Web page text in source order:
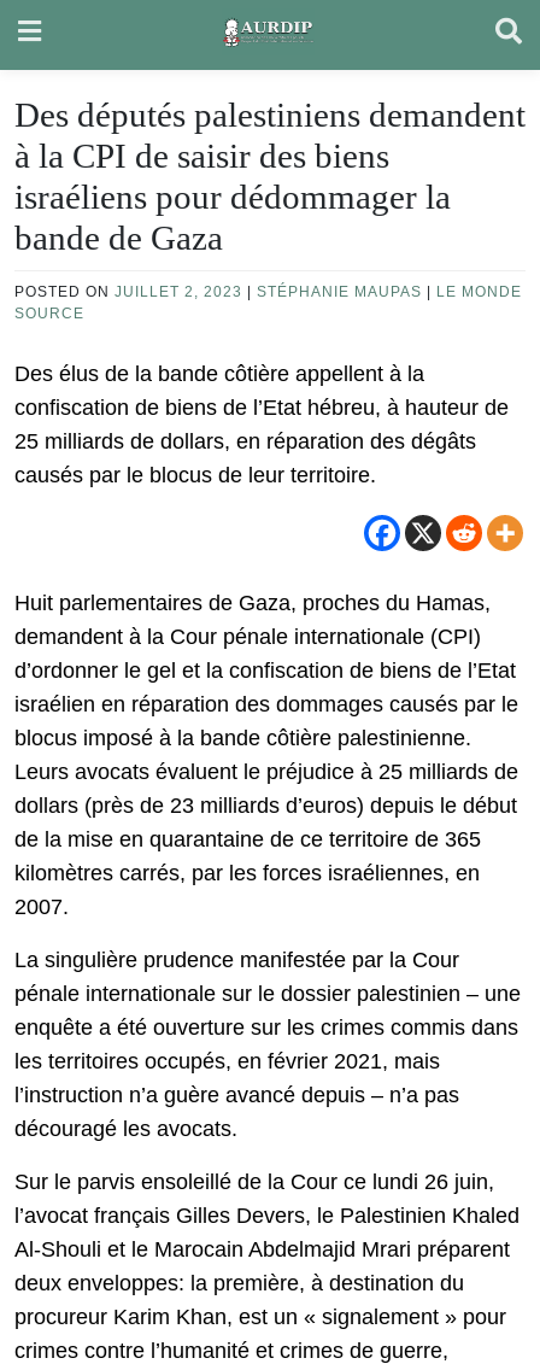
content
Des députés palestiniens demandent
à la CPI de saisir des biens
israéliens pour dédommager la
bande de Gaza
POSTED ON JUILLET 2, 2023 STÉPHANIE MAUPAS
LE MONDE
SOURCE
Des élus de la bande côtière appellent à la
confiscation de biens de l’Etat hébreu, à hauteur de
25 milliards de dollars, en réparation des dégâts
causés par le blocus de leur territoire.
Huit parlementaires de Gaza, proches du Hamas,
demandent à la Cour pénale internationale (CPI)
d’ordonner le gel et la confiscation de biens de l’Etat
israélien en réparation des dommages causés par le
blocus imposé à la bande côtière palestinienne.
Leurs avocats évaluent le préjudice à 25 milliards de
dollars (près de 23 milliards d’euros) depuis le début
de la mise en quarantaine de ce territoire de 365
kilomètres carrés, par les forces israéliennes, en
2007.
La singulière prudence manifestée par la Cour
pénale internationale sur le dossier palestinien – une
enquête a été ouverture sur les crimes commis dans
les territoires occupés, en février 2021, mais
l’instruction n’a guère avancé depuis – n’a pas
découragé les avocats.
Sur le parvis ensoleillé de la Cour ce lundi 26 juin,
l’avocat français Gilles Devers, le Palestinien Khaled
Al-Shouli et le Marocain Abdelmajid Mrari préparent
deux enveloppes: la première, à destination du
procureur Karim Khan, est un « signalement » pour
crimes contre l’humanité et crimes de guerre,